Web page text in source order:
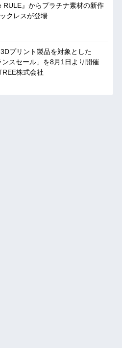
RULE』からプラチナ素材の新作
クレスが登場
プリント製品を対象とした
ンスセール」を8月1日より開催
株式会社